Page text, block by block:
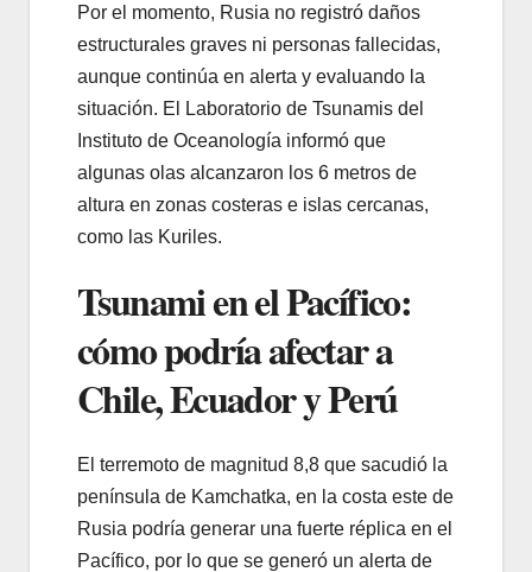
Por el momento, Rusia no registró daños
estructurales graves ni personas fallecidas,
aunque continúa en alerta y evaluando la
situación. El Laboratorio de Tsunamis del
Instituto de Oceanología informó que
algunas olas alcanzaron los 6 metros de
altura en zonas costeras e islas cercanas,
como las Kuriles.
Tsunami en el Pacífico:
cómo podría afectar a
Chile, Ecuador y Perú
El terremoto de magnitud 8,8 que sacudió la
península de Kamchatka, en la costa este de
Rusia podría generar una fuerte réplica en el
Pacífico, por lo que se generó un alerta de